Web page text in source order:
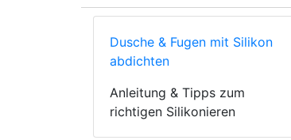
Dusche & Fugen mit Silikon
abdichten
Anleitung & Tipps zum
richtigen Silikonieren